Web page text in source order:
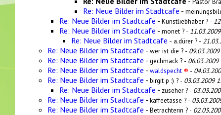
Re: Neue Bilder im Stadtcafe -
Re: Neue Bilder im Stadtcafe - Kunstliebhaber ? -
Re: Neue Bilder im Stadtcafe - monet ? -
Re: Neue Bilder im Stadtcafe - a.dürer ? -
Re: Neue Bilder im Stadtcafe - wer ist die ? -
Re: Neue Bilder im Stadtcafe - gechmack ? - 06.03.2009
Re: Neue Bilder im Stadtcafe - waldspecht ® -
Re: Neue Bilder im Stadtcafe - birgit p :) ? - 03.03.2009
Re: Neue Bilder im Stadtcafe - zuseher ? -
Re: Neue Bilder im Stadtcafe - kaffeetasse ? -
Re: Neue Bilder im Stadtcafe - Betrachterin ? -